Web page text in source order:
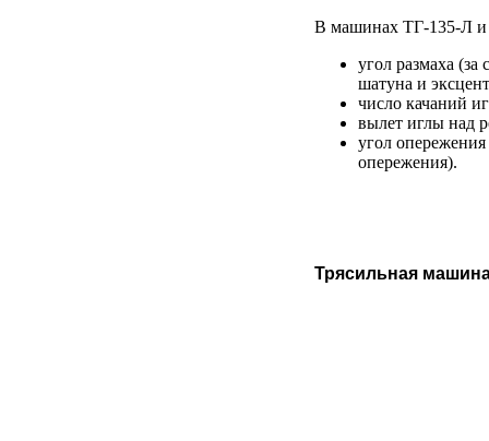
В машинах ТГ-135-Л и
угол размаха
шатуна и
число качаний
вылет иглы над
угол
опережения).
Трясильная